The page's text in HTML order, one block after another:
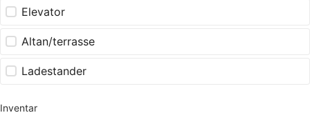
Elevator
Altan/terrasse
Ladestander
Inventar